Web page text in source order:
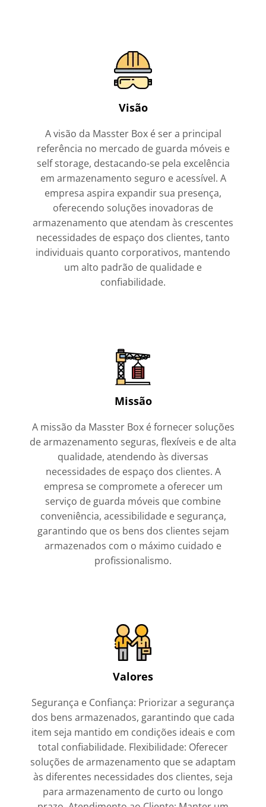
Visão
A visão da Masster Box é ser a principal
referência no mercado de guarda móveis e
self storage, destacando-se pela excelência
em armazenamento seguro e acessível. A
empresa aspira expandir sua presença,
oferecendo soluções inovadoras de
armazenamento que atendam às crescentes
necessidades de espaço dos clientes, tanto
individuais quanto corporativos, mantendo
um alto padrão de qualidade e
confiabilidade.
Missão
A missão da Masster Box é fornecer soluções
de armazenamento seguras, flexíveis e de alta
qualidade, atendendo às diversas
necessidades de espaço dos clientes. A
empresa se compromete a oferecer um
serviço de guarda móveis que combine
conveniência, acessibilidade e segurança,
garantindo que os bens dos clientes sejam
armazenados com o máximo cuidado e
profissionalismo.
Valores
Segurança e Confiança: Priorizar a segurança
dos bens armazenados, garantindo que cada
item seja mantido em condições ideais e com
total confiabilidade. Flexibilidade: Oferecer
soluções de armazenamento que se adaptam
às diferentes necessidades dos clientes, seja
para armazenamento de curto ou longo